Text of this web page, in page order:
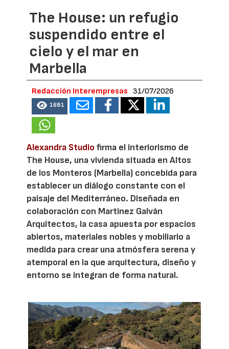
The House: un refugio
suspendido entre el
cielo y el mar en
Marbella
Redacción Interempresas 31/07/2026
1681
Alexandra Studio firma el interiorismo de
The House, una vivienda situada en Altos
de los Monteros (Marbella) concebida para
establecer un diálogo constante con el
paisaje del Mediterráneo. Diseñada en
colaboración con Martinez Galván
Arquitectos, la casa apuesta por espacios
abiertos, materiales nobles y mobiliario a
medida para crear una atmósfera serena y
atemporal en la que arquitectura, diseño y
entorno se integran de forma natural.